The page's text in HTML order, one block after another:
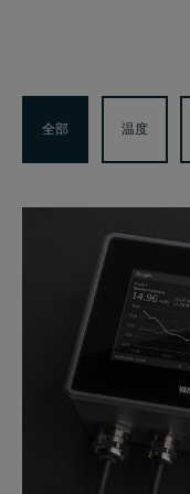
全部 温度